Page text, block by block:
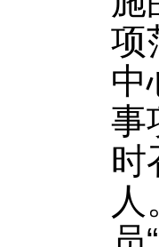
项
中
事
时